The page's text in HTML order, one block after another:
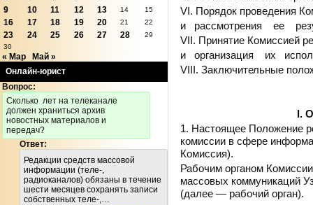
9 10 11 12 13 14 15
16 17 18 19 20 21 22
23 24 25 26 27 28
29
30
« Мар
Май »
Онлайн-юрист
Вопрос:
Cколько лет на телеканале
должен храниться архив
новостных материалов и
передач?
Ответ:
Редакции средств массовой
информации (теле-,
радиоканалов) обязаны в течение
шести месяцев сохранять записи
собственных теле-,…
VI. Порядок проведения
и рассмотрения ее
VII. Принятие Комиссией
и организация их
VIII. Заключительные
I.
1. Настоящее Положение
комиссии в сфере
Комиссия).
Рабочим органом
массовых коммуникаций
(далее — рабочий орган).